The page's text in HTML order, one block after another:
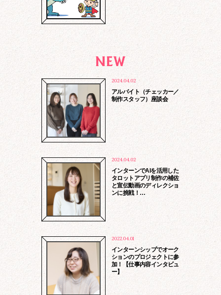
な範囲でこれに応じます。
当社は個人情報への不正アクセスまたは
個人情報の紛失、改ざん、漏えいなどの
リスクに対し、合理的な安全対策を講じ
当社は個人情報保護に関する法令、国が
定める指針を遵守し、社内規定を定めま
当社の個人情報保護方針は、IT技術の動
向を踏まえ、見直しと継続的改善に努め
ます。
toiawase@rockme.co.jp
2024.04.02
アルバイト（チェッカー／
制作スタッフ）座談会
2024.04.02
インターンでAIを活用した
タロットアプリ制作の補佐
と宣伝動画のディレクショ
ンに挑戦！…
2022.04.01
インターンシップでオーク
ションのプロジェクトに参
加！【仕事内容インタビュ
ー】